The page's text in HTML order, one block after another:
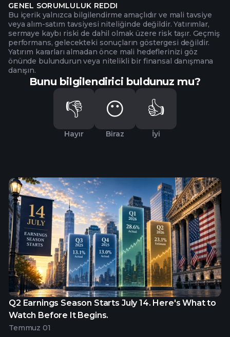
GENEL SORUMLULUK REDDI
Bu içerik yalnızca bilgilendirme amaçlıdır ve mali tavsiye
veya alım-satım tavsiyesi niteliğinde değildir. Yatırımlar,
sermaye kaybı riski de dahil olmak üzere risk taşır. Geçmiş
performans, gelecekteki sonuçların göstergesi değildir.
Yatırım kararları almadan önce mali hedeflerinizi göz
önünde bulundurun veya nitelikli bir finansal danışmana
danışın.
Bunu bilgilendirici buldunuz mu?
👎
Hayır
😶
Biraz
👍
İyi
Q2 Earnings Season Starts July 14. Here's What to
Watch Before It Begins.
Temmuz 01